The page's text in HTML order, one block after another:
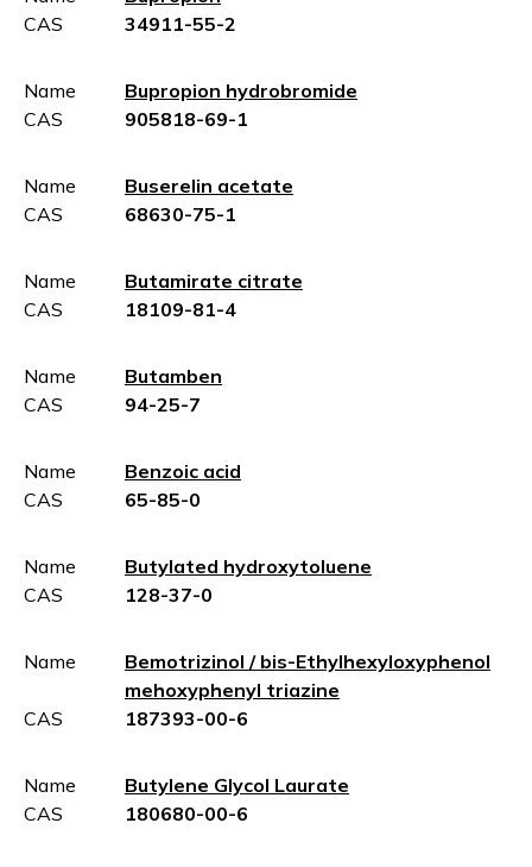
CAS
34911-55-2
Name
Bupropion hydrobromide
CAS
905818-69-1
Name
Buserelin acetate
CAS
68630-75-1
Name
Butamirate citrate
CAS
18109-81-4
Name
Butamben
CAS
94-25-7
Name
Benzoic acid
CAS
65-85-0
Name
Butylated hydroxytoluene
CAS
128-37-0
Name
Bemotrizinol / bis-Ethylhexyloxyphenol
mehoxyphenyl triazine
CAS
187393-00-6
Name
Butylene Glycol Laurate
CAS
180680-00-6